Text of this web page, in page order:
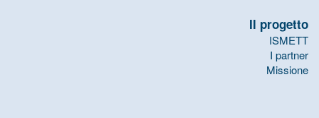
Il progetto
ISMETT
I partner
Missione